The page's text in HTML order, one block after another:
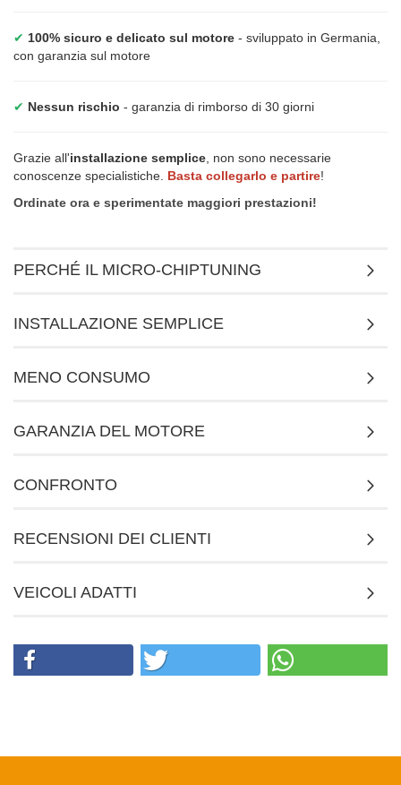
✔ 100% sicuro e delicato sul motore - sviluppato in Germania,
con garanzia sul motore
✔ Nessun rischio - garanzia di rimborso di 30 giorni
Grazie all'installazione semplice , non sono necessarie
conoscenze specialistiche. Basta collegarlo e partire!
Ordinate ora e sperimentate maggiori prestazioni!
PERCHÉ IL MICRO-CHIPTUNING
INSTALLAZIONE SEMPLICE
MENO CONSUMO
GARANZIA DEL MOTORE
CONFRONTO
RECENSIONI DEI CLIENTI
VEICOLI ADATTI